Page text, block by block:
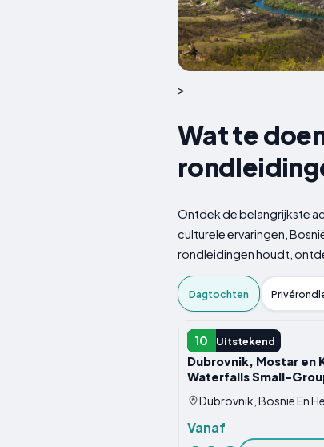
>
Wat te
Ontdek de belangrijkste
culturele ervaringen,
rondleidingen houdt,
Dagtochten
10 Uitstekend
DAGTOCHT
Dubrovnik, Mostar en
Waterfalls Small-
Dubrovnik, Bosnië En
Vanaf